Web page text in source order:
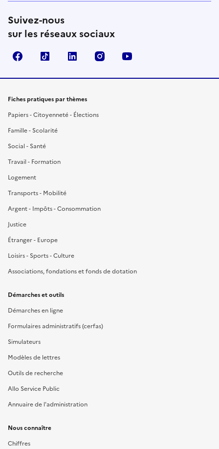
Suivez-nous
sur les réseaux sociaux
FacebookTikTok LinkedIn Instagram
Fiches pratiques par thèmes
Papiers - Citoyenneté - Élections
Famille - Scolarité
Social - Santé
Travail - Formation
Logement
Transports - Mobilité
Argent - Impôts - Consommation
Justice
Étranger - Europe
Loisirs - Sports - Culture
Associations, fondations et fonds de dotation
Démarches et outils
Démarches en ligne
Formulaires administratifs (cerfas)
Simulateurs
Modèles de lettres
Outils de recherche
Allo Service Public
Annuaire de l'administration
Nous connaître
Chiffres